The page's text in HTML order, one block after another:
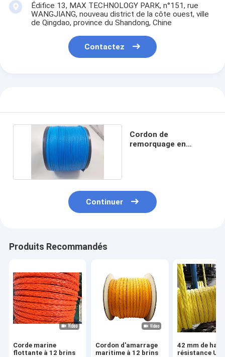
Édifice 13, MAX TECHNOLOGY PARK, n°151, rue
WANGJIANG, nouveau district de la côte ouest, ville
de Qingdao, province du Shandong, Chine
Contactez
Cordon de
remorquage en
Continuer
Produits Recommandés
Corde marine
flottante à 12 brins
Cordon d'amarrage
maritime à 12 brins
42 mm de
résistance